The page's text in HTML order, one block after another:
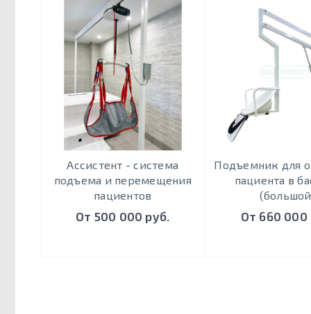
Ассистент - система
подъема и перемещения
пациентов
От 500 000 руб.
Подъемник для
пациента в
От 660 000